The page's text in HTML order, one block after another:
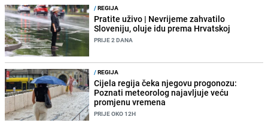
/REGIJA
Pratite uživo | Nevrijeme zahvatilo
Sloveniju, oluje idu prema Hrvatskoj
PRIJE 2 DANA
/REGIJA
Cijela regija čeka njegovu progonozu:
Poznati meteorolog najavljuje veću
promjenu vremena
PRIJE OKO 12H